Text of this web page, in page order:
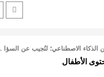
الذكاء الاصطناعي؛ لنُجيب عن
الأطفال